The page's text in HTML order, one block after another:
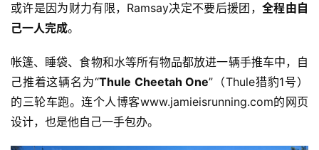
或许是因为财力有限，Ramsay决定不要后援团，全程由自
己一人完成。
帐篷、睡袋、食物和水等所有物品都放进一辆手推车中，自
己推着这辆名为“Thule Cheetah One”（Thule猎豹1号）
的三轮车跑。连个人博客www.jamieisrunning.com的网页
设计，也是他自己一手包办。